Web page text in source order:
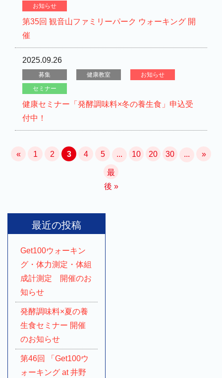
お知らせ
第35回 観音山ファミリーパーク ウォーキング 開
催
2025.09.26
募集 健康教室
お知らせ
セミナー
健康セミナー「発酵調味料×冬の養生食」申込受
付中！
« 1 2 3 4 5 ... 10 20 30 ... »
最
後 »
最近の投稿
Get100ウォーキン
グ・体力測定・体組
成計測定 開催のお
知らせ
発酵調味料×夏の養
生食セミナー 開催
のお知らせ
第46回 「Get100ウ
ォーキング at 井野